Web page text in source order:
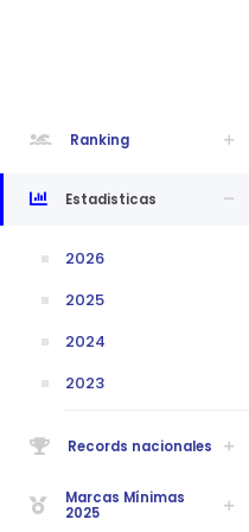
Ranking
Estadisticas
2026
2025
2024
2023
Records nacionales
Marcas Mínimas
2025